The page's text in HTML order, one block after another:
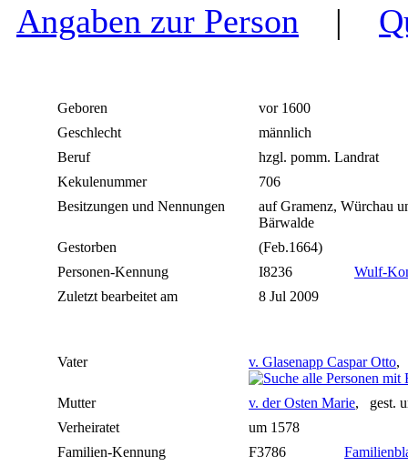
Angaben zur Person |
Geboren
vor 1600
Geschlecht
männlich
Beruf
hzgl. pomm. Landrat
Kekulenummer
706
Besitzungen und Nennungen
auf Gramenz, Würchau
Bärwalde
Gestorben
(Feb.1664)
Personen-Kennung
I8236
Wulf-
Zuletzt bearbeitet am
8 Jul 2009
Vater v. Glasenapp Caspar Otto,
Mutter v. der Osten Marie, gest.
Verheiratet
um 1578
Familien-Kennung
F3786